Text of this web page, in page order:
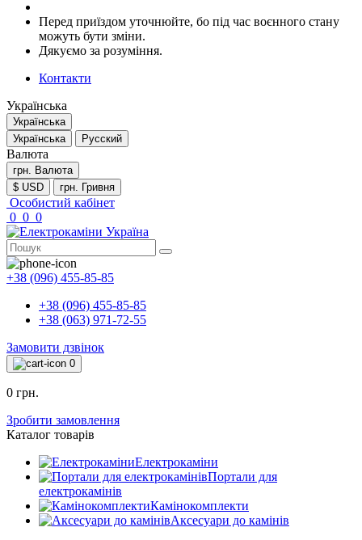
Перед приїздом уточнюйте, бо під час воєнного стану
можуть бути зміни.
Дякуємо за розуміння.
Контакти
Українська
Українська
Українська
Русский
Валюта
грн. Валюта
$ USD
грн. Гривня
Особистий кабінет
0 0 0
+38 (096) 455-85-85
+38 (096) 455-85-85
+38 (063) 971-72-55
Замовити дзвінок
0
0 грн.
Зробити замовлення
Каталог товарів
Електрокаміни
Портали для
електрокамінів
Камінокомплекти
Аксесуари до камінів